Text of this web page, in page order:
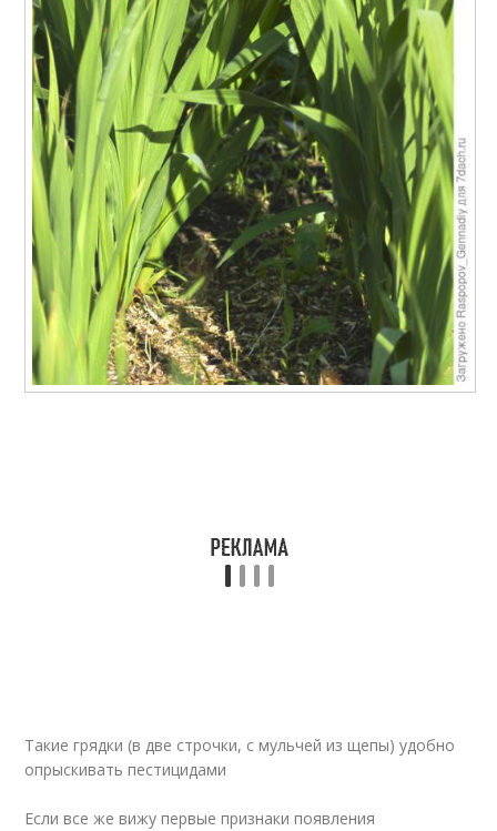
Такие грядки (в две строчки, с мульчей из щепы) удобно
опрыскивать пестицидами
Если все же вижу первые признаки появления